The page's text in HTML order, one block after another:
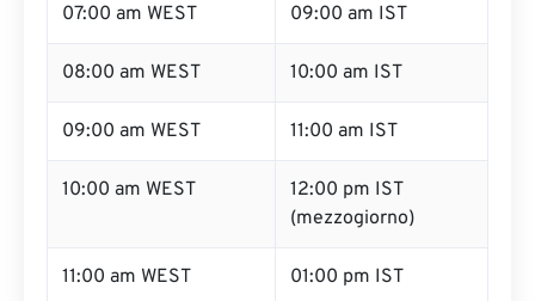
07:00 am WEST 09:00 am IST
08:00 am WEST 10:00 am IST
09:00 am WEST 11:00 am IST
10:00 am WEST
12:00 pm IST
(mezzogiorno)
11:00 am WEST 01:00 pm IST